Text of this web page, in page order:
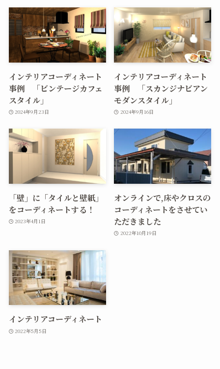
インテリアコーディネート
事例 「ビンテージカフェ
スタイル」
2024年9月23日
インテリアコーディネート
事例 「スカンジナビアン
モダンスタイル」
2024年9月16日
「壁」に「タイルと壁紙」
をコーディネートする！
2023年4月1日
オンラインで,床やクロスの
コーディネートをさせてい
ただきました
2022年10月19日
インテリアコーディネート
2022年5月5日